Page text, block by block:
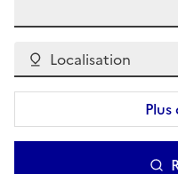
Localisation